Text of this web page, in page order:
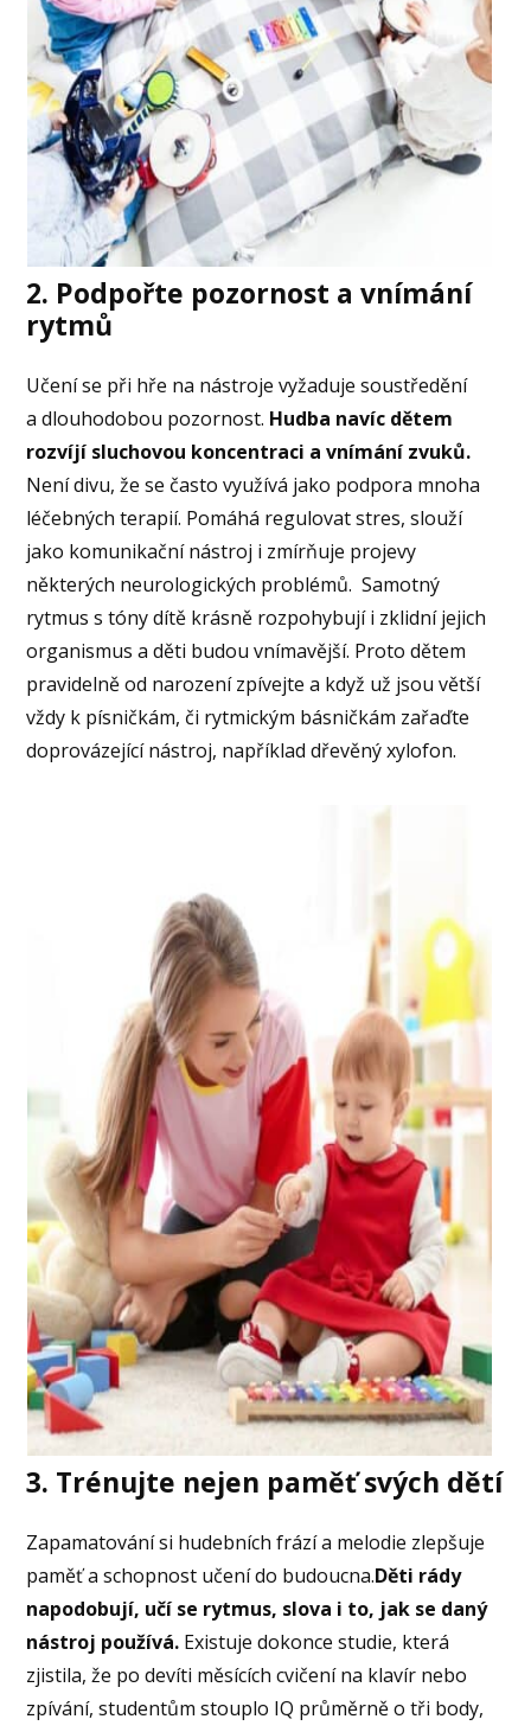
2. Podpořte pozornost a vnímání
rytmů
Učení se při hře na nástroje vyžaduje soustředění
a dlouhodobou pozornost. Hudba navíc dětem
rozvíjí sluchovou koncentraci a vnímání zvuků.
Není divu, že se často využívá jako podpora mnoha
léčebných terapií. Pomáhá regulovat stres, slouží
jako komunikační nástroj i zmírňuje projevy
některých neurologických problémů. Samotný
rytmus s tóny dítě krásně rozpohybují i zklidní jejich
organismus a děti budou vnímavější. Proto dětem
pravidelně od narození zpívejte a když už jsou větší
vždy k písničkám, či rytmickým básničkám zařaďte
doprovázející nástroj, například dřevěný xylofon.
3. Trénujte nejen paměť svých dětí
Zapamatování si hudebních frází a melodie zlepšuje
paměť a schopnost učení do budoucna.Děti rády
napodobují, učí se rytmus, slova i to, jak se daný
nástroj používá. Existuje dokonce studie, která
zjistila, že po devíti měsících cvičení na klavír nebo
zpívání, studentům stouplo IQ průměrně o tři body,